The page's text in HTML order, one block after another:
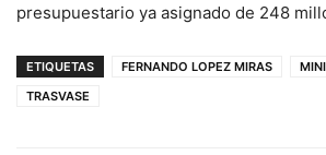
presupuestario ya asignado de 248
ETIQUETAS FERNANDO LOPEZ MIRAS
TRASVASE